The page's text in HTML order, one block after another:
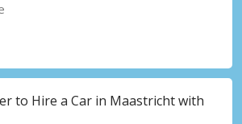
to Hire a Car in Maastricht with